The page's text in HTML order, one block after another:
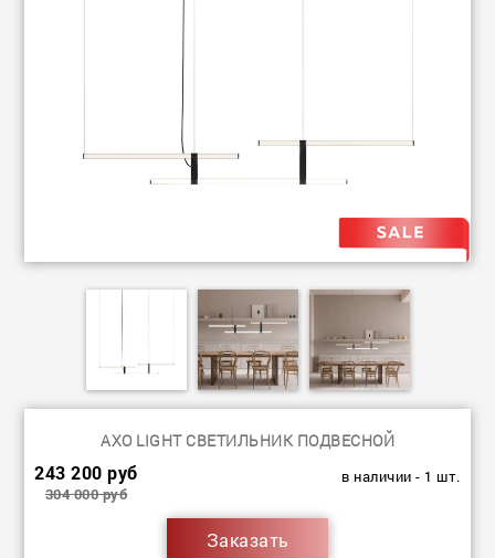
AXO LIGHT СВЕТИЛЬНИК ПОДВЕСНОЙ
243 200 руб
304 000 руб
в наличии - 1 шт.
Заказать